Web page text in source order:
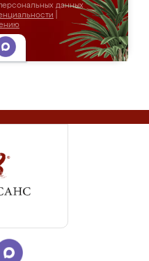
данных